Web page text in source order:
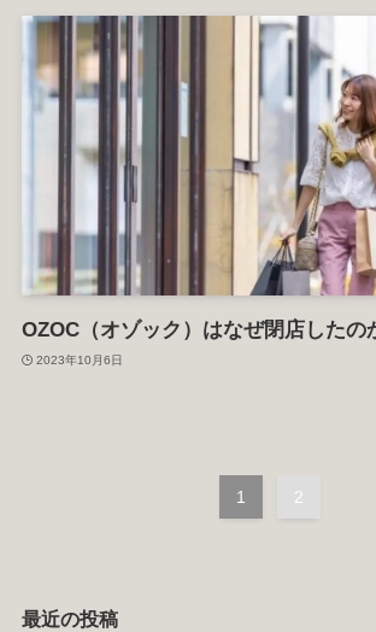
OZOC（オゾック）はなぜ閉店したの
2023年10月6日
1 2
最近の投稿